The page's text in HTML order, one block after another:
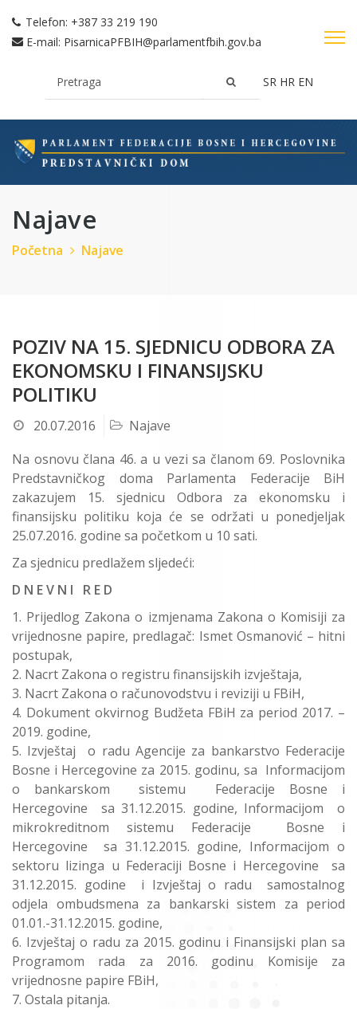
Telefon: +387 33 219 190
E-mail: PisarnicaPFBIH@parlamentfbih.gov.ba
SR HR EN
Najave
Početna Najave
POZIV NA 15. SJEDNICU ODBORA ZA
EKONOMSKU I FINANSIJSKU
POLITIKU
20.07.2016
Najave
Na osnovu člana 46. a u vezi sa članom 69. Poslovnika
Predstavničkog doma Parlamenta Federacije BiH
zakazujem 15. sjednicu Odbora za ekonomsku i
finansijsku politiku koja će se održati u ponedjeljak
25.07.2016. godine sa početkom u 10 sati.
Za sjednicu predlažem sljedeći:
D N E V N I R E D
Prijedlog Zakona o izmjenama Zakona o Komisiji za
vrijednosne papire, predlagač: Ismet Osmanović – hitni
postupak,
Nacrt Zakona o registru finansijskih izvještaja,
Nacrt Zakona o računovodstvu i reviziji u FBiH,
Dokument okvirnog Budžeta FBiH za period 2017. –
2019. godine,
Izvještaj o radu Agencije za bankarstvo Federacije
Bosne i Hercegovine za 2015. godinu, sa Informacijom
o bankarskom sistemu Federacije Bosne i
Hercegovine sa 31.12.2015. godine, Informacijom o
mikrokreditnom sistemu Federacije Bosne i
Hercegovine sa 31.12.2015. godine, Informacijom o
sektoru lizinga u Federaciji Bosne i Hercegovine sa
31.12.2015. godine i Izvještaj o radu samostalnog
odjela ombudsmena za bankarski sistem za period
01.01.-31.12.2015. godine,
Izvještaj o radu za 2015. godinu i Finansijski plan sa
Programom rada za 2016. godinu Komisije za
vrijednosne papire FBiH,
Ostala pitanja.